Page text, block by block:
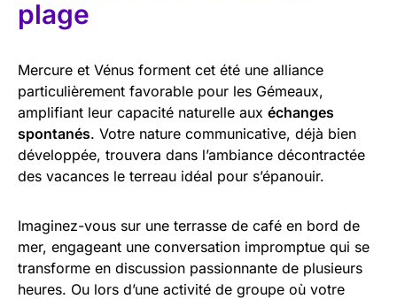
plage
Mercure et Vénus forment cet été une alliance
particulièrement favorable pour les Gémeaux,
amplifiant leur capacité naturelle aux échanges
spontanés. Votre nature communicative, déjà bien
développée, trouvera dans l’ambiance décontractée
des vacances le terreau idéal pour s’épanouir.
Imaginez-vous sur une terrasse de café en bord de
mer, engageant une conversation impromptue qui se
transforme en discussion passionnante de plusieurs
heures. Ou lors d’une activité de groupe où votre